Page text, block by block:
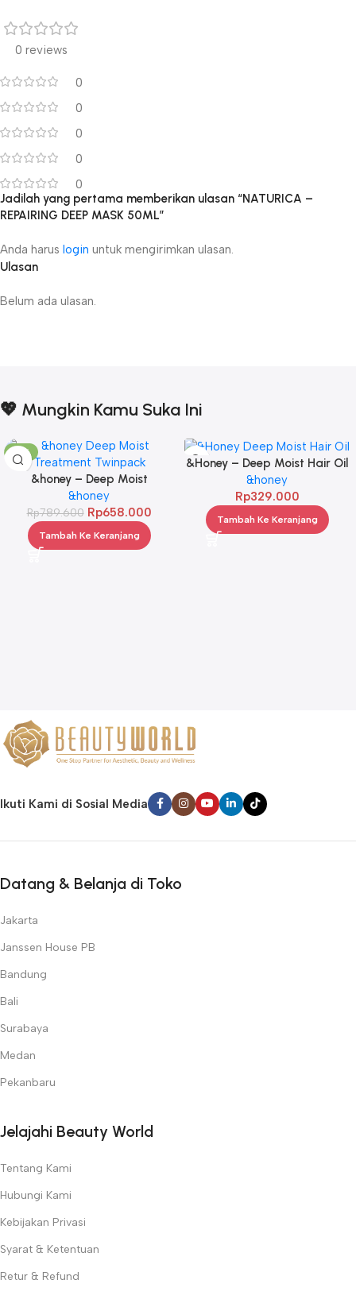
0 reviews
0
0
0
0
0
Ulasan
Belum ada ulasan.
Jadilah yang pertama memberikan ulasan “NATURICA –
REPAIRING DEEP MASK 50ML”
Anda harus login untuk mengirimkan ulasan.
💖 Mungkin Kamu Suka Ini
-17%
&honey – Deep Moist
Treatment 445 g Twinpack
&honey
Rp789.600 Rp658.000
Tambah Ke Keranjang
&Honey – Deep Moist Hair Oil
3.0 100ml
&honey
Rp329.000
Tambah Ke Keranjang
Ikuti Kami di Sosial Media
Datang & Belanja di Toko
Jakarta
Janssen House PB
Bandung
Bali
Surabaya
Medan
Pekanbaru
Jelajahi Beauty World
Tentang Kami
Hubungi Kami
Kebijakan Privasi
Syarat & Ketentuan
Retur & Refund